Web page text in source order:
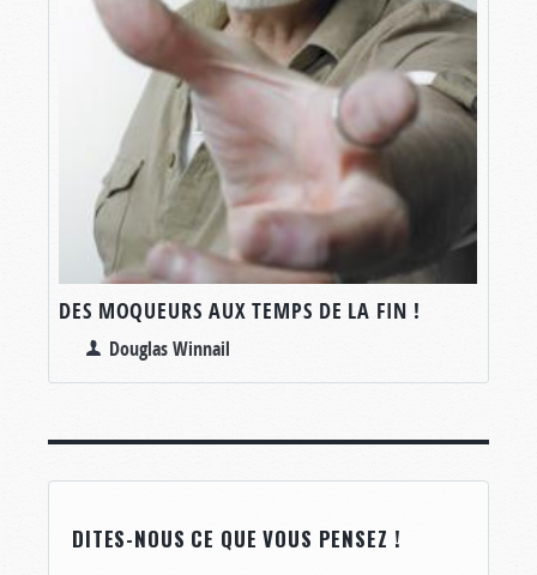
DES MOQUEURS AUX TEMPS DE LA FIN !
Douglas Winnail
DITES-NOUS CE QUE VOUS PENSEZ !